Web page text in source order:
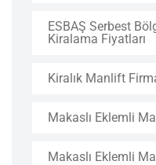
ESBAŞ Serbest
Kiralama Fiyatları
Kiralık Manlift
Makaslı Eklemli
Makaslı Eklemli